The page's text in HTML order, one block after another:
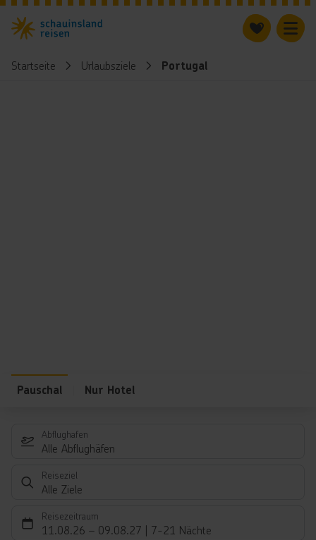
Startseite Urlaubsziele Portugal
Pauschal Nur Hotel
Abflughafen
Alle Abflughäfen
Reiseziel
Alle Ziele
Reisezeitraum
11.08.26 – 09.08.27 7-21 Nächte